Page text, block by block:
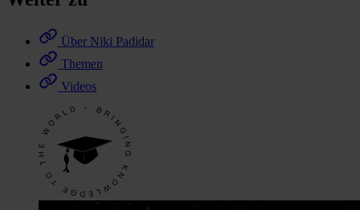
Über Niki Padidar
Themen
Videos